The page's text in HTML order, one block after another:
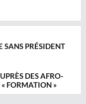
PRÉSIDENT
DES AFRO-
FORMATION »